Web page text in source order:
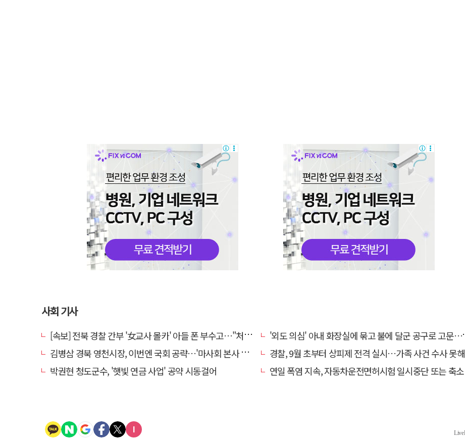
사회 기사
[속보] 전북 경찰 간부 '女교사 몰카' 아들 폰 부수고…"처벌 못하는 사안" 내부망에 글
'외도 의심' 아내 화장실에 묶고 불에 달군 공구로 고문…남편 검거
김병삼 경북 영천시장, 이번엔 국회 공략…'마사회 본사 이전·광역교통망 확충' 요청
경찰, 9월 초부터 상피제 전격 실시…가족 사건 수사 못해
박권현 청도군수, '햇빛 연금 사업' 공약 시동걸어
연일 폭염 지속, 자동차운전면허시험 일시중단 또는 축소 운영